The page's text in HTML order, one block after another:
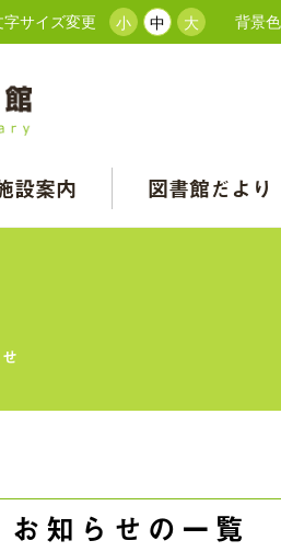
字サイズ変更 小 中 大 背景
設案内 図書館だより
お知らせの一覧